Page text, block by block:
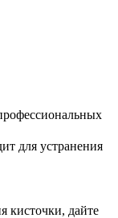
для устранения
кисточки, дайте